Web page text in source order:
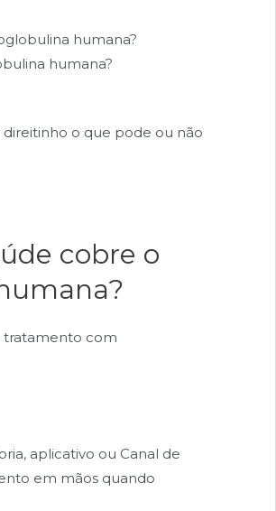
humana?
humana?
direitinho o que pode ou não
cobre o
tratamento com
aplicativo ou Canal de
em mãos quando